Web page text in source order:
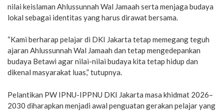
nilai keislaman Ahlussunnah Wal Jamaah serta menjaga budaya
lokal sebagai identitas yang harus dirawat bersama.
“Kami berharap pelajar di DKI Jakarta tetap memegang teguh
ajaran Ahlussunnah Wal Jamaah dan tetap mengedepankan
budaya Betawi agar nilai-nilai budaya kita tetap hidup dan
dikenal masyarakat luas,” tutupnya.
Pelantikan PW IPNU-IPPNU DKI Jakarta masa khidmat 2026–
2030 diharapkan menjadi awal penguatan gerakan pelajar yang